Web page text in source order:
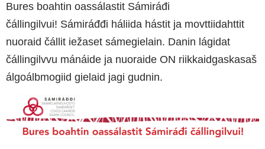
Bures boahtin oassálastit Sámiráđi
čállingilvui! Sámiráđđi háliida hástit ja movttiidahttit
nuoraid čállit iežaset sámegielain. Danin lágidat
čállingilvvu mánáide ja nuoraide ON riikkaidgaskasaš
álgoálbmogiid gielaid jagi gudnin.